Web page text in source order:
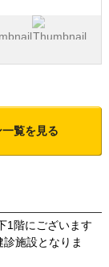
覧を見る
1階にございます
施設となりま